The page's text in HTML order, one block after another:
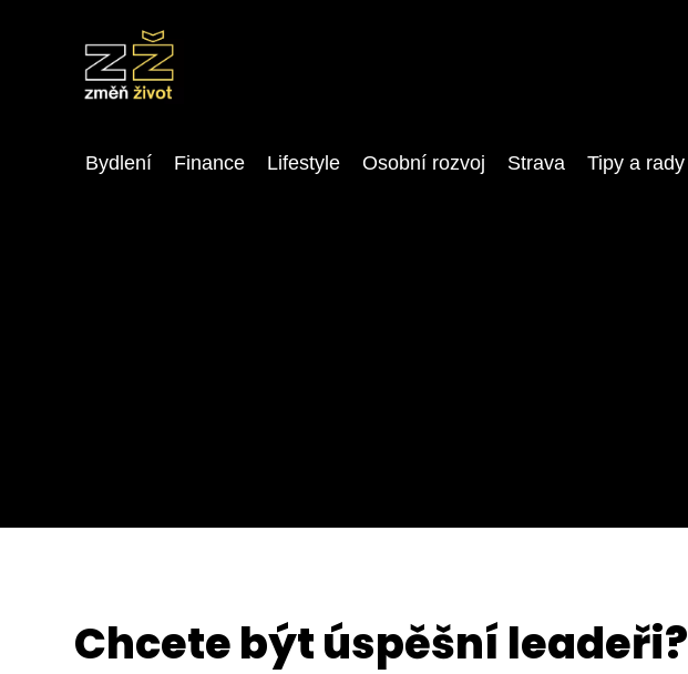
Bydlení Finance Lifestyle Osobní rozvoj Strava Tipy a rady
Chcete být úspěšní leadeři?